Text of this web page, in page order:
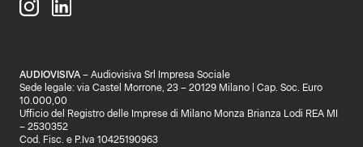
AUDIOVISIVA – Audiovisiva Srl Impresa Sociale
Sede legale: via Castel Morrone, 23 – 20129 Milano | Cap. Soc. Euro
10.000,00
Ufficio del Registro delle Imprese di Milano Monza Brianza Lodi REA MI
– 2530352
Cod. Fisc. e P.Iva 10425190963